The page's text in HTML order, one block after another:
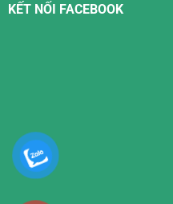
KẾT NỐI FACEBOOK